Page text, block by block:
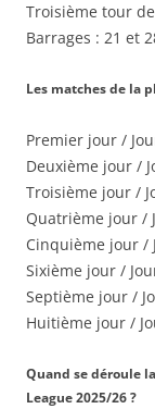
Troisième tour
Barrages : 21 et
Les matches de la
Premier jour /
Deuxième jour /
Troisième jour /
Quatrième jour /
Cinquième jour /
Sixième jour /
Septième jour /
Huitième jour /
Quand se déroule
League 2025/26 ?